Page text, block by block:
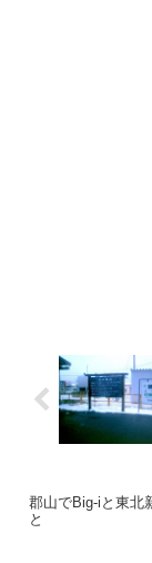
郡山でBig-iと東北
と